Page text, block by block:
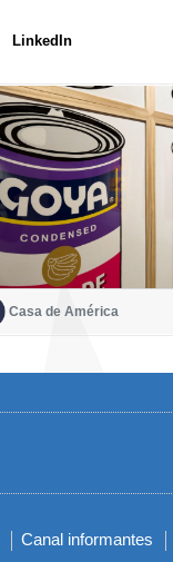
LinkedIn
Casa de América
Canal informantes